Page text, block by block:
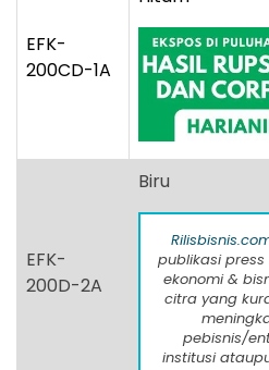
EFK-
200CD-1A
EFK-
200D-2A
Biru
publikasi
ekonomi &
citra yang
pebisnis/
institusi